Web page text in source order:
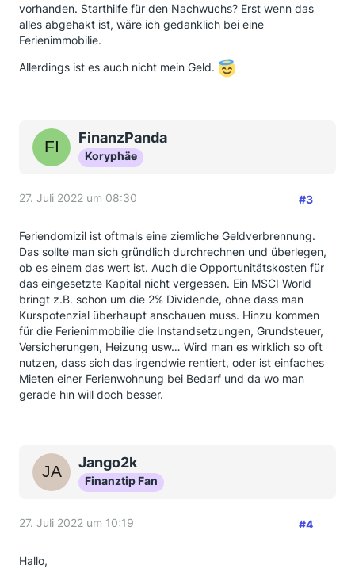
vorhanden. Starthilfe für den Nachwuchs? Erst wenn das
alles abgehakt ist, wäre ich gedanklich bei eine
Ferienimmobilie.
Allerdings ist es auch nicht mein Geld.
FinanzPanda
Koryphäe
27. Juli 2022 um 08:30 #3
Feriendomizil ist oftmals eine ziemliche Geldverbrennung.
Das sollte man sich gründlich durchrechnen und überlegen,
ob es einem das wert ist. Auch die Opportunitätskosten für
das eingesetzte Kapital nicht vergessen. Ein MSCI World
bringt z.B. schon um die 2% Dividende, ohne dass man
Kurspotenzial überhaupt anschauen muss. Hinzu kommen
für die Ferienimmobilie die Instandsetzungen, Grundsteuer,
Versicherungen, Heizung usw… Wird man es wirklich so oft
nutzen, dass sich das irgendwie rentiert, oder ist einfaches
Mieten einer Ferienwohnung bei Bedarf und da wo man
gerade hin will doch besser.
Jango2k
Finanztip Fan
27. Juli 2022 um 10:19 #4
Hallo,